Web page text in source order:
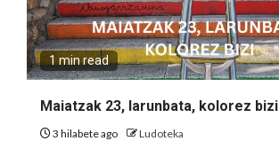
1 min read
Maiatzak 23, larunbata, kolorez bizi
3 hilabete ago Ludoteka